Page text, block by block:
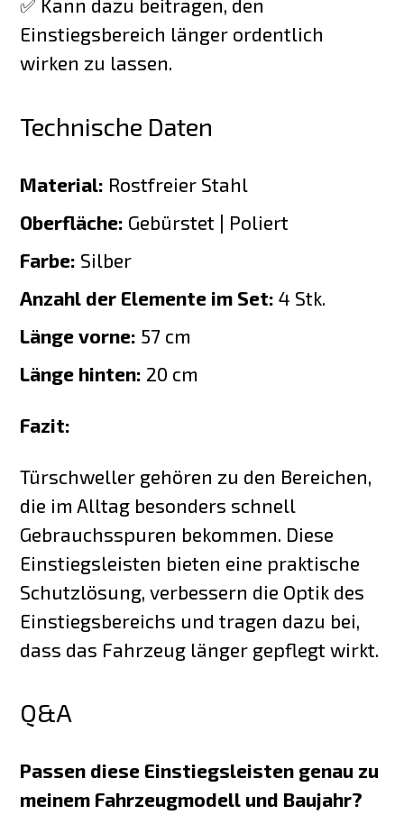
✅ Kann dazu beitragen, den
Einstiegsbereich länger ordentlich
wirken zu lassen.
Technische Daten
Material: Rostfreier Stahl
Oberfläche: Gebürstet | Poliert
Farbe: Silber
Anzahl der Elemente im Set: 4 Stk.
Länge vorne: 57 cm
Länge hinten: 20 cm
Fazit:
Türschweller gehören zu den Bereichen,
die im Alltag besonders schnell
Gebrauchsspuren bekommen. Diese
Einstiegsleisten bieten eine praktische
Schutzlösung, verbessern die Optik des
Einstiegsbereichs und tragen dazu bei,
dass das Fahrzeug länger gepflegt wirkt.
Q&A
Passen diese Einstiegsleisten genau zu
meinem Fahrzeugmodell und Baujahr?